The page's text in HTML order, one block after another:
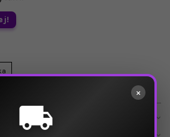
×
local_shipping